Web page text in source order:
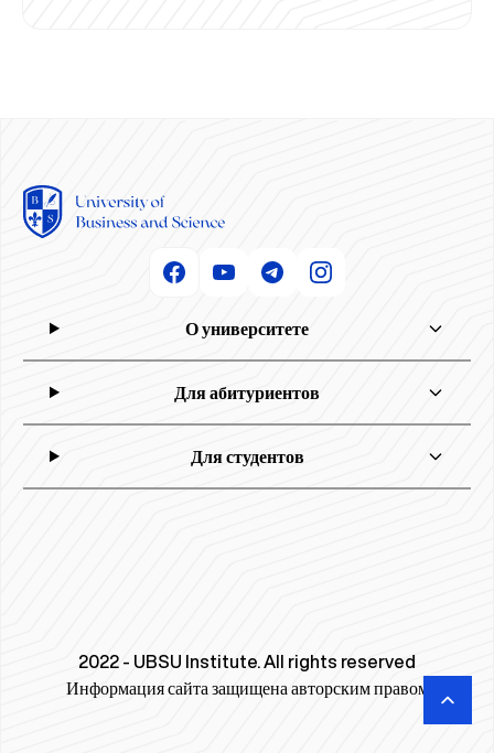
О университете
Для абитуриентов
Для студентов
2022 - UBSU Institute. All rights reserved
Информация сайта защищена авторским правом